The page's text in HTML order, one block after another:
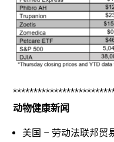
动物健康新闻
美国 – 劳动法联邦贸